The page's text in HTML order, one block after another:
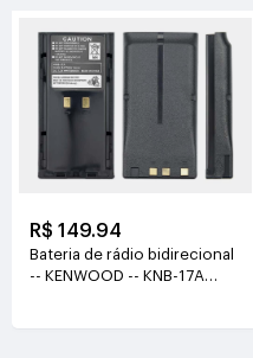
R$ 149.94
Bateria de rádio bidirecional
-- KENWOOD -- KNB-17A